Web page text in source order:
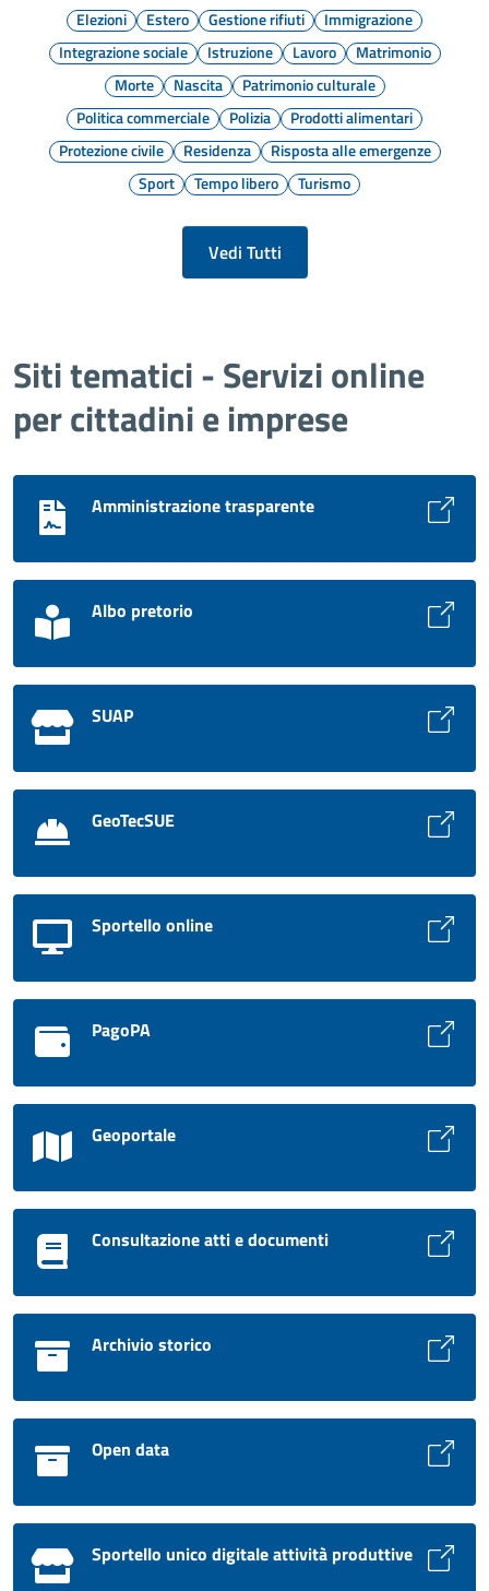
Elezioni Estero Gestione rifiuti
Immigrazione
Integrazione sociale
Istruzione Lavoro
Matrimonio
Morte
Nascita
Patrimonio culturale
Politica commerciale
Polizia
Prodotti alimentari
Protezione civile
Residenza
Risposta alle emergenze
Sport
Tempo libero Turismo
Vedi Tutti
Siti tematici - Servizi online
per cittadini e imprese
Amministrazione trasparente
Albo pretorio
SUAP
GeoTecSUE
Sportello online
PagoPA
Geoportale
Consultazione atti e documenti
Archivio storico
Open data
Sportello unico digitale attività produttive